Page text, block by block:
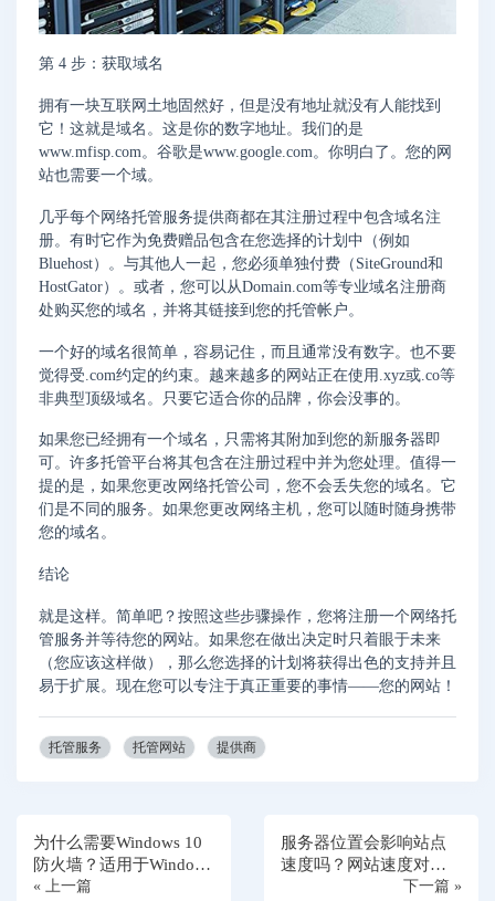
第 4 步：获取域名
拥有一块互联网土地固然好，但是没有地址就没有人能找到
它！这就是域名。这是你的数字地址。我们的是
www.mfisp.com。谷歌是www.google.com。你明白了。您的网
站也需要一个域。
几乎每个网络托管服务提供商都在其注册过程中包含域名注
册。有时它作为免费赠品包含在您选择的计划中（例如
Bluehost）。与其他人一起，您必须单独付费（SiteGround和
HostGator）。或者，您可以从Domain.com等专业域名注册商
处购买您的域名，并将其链接到您的托管帐户。
一个好的域名很简单，容易记住，而且通常没有数字。也不要
觉得受.com约定的约束。越来越多的网站正在使用.xyz或.co等
非典型顶级域名。只要它适合你的品牌，你会没事的。
如果您已经拥有一个域名，只需将其附加到您的新服务器即
可。许多托管平台将其包含在注册过程中并为您处理。值得一
提的是，如果您更改网络托管公司，您不会丢失您的域名。它
们是不同的服务。如果您更改网络主机，您可以随时随身携带
您的域名。
结论
就是这样。简单吧？按照这些步骤操作，您将注册一个网络托
管服务并等待您的网站。如果您在做出决定时只着眼于未来
（您应该这样做），那么您选择的计划将获得出色的支持并且
易于扩展。现在您可以专注于真正重要的事情——您的网站！
托管服务 托管网站 提供商
为什么需要Windows 10
防火墙？适用于Windows
10的6种最佳防火墙
« 上一篇
服务器位置会影响站点
速度吗？网站速度对搜
索排名有多大影响？下一篇 »